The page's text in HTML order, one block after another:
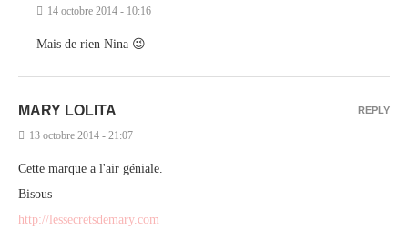
14 octobre 2014 - 10:16
Mais de rien Nina 😉
MARY LOLITA
13 octobre 2014 - 21:07
Cette marque a l'air géniale.
Bisous
http://lessecretsdemary.com
REPLY